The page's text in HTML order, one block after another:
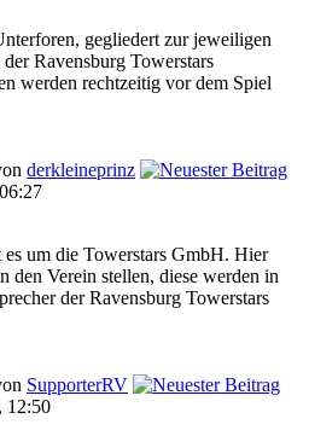
gegliedert zur jeweiligen
Ravensburg Towerstars
werden rechtzeitig vor dem Spiel
derkleineprinz
um die Towerstars GmbH. Hier
den Verein stellen, diese werden in
der Ravensburg Towerstars
SupporterRV
12:50